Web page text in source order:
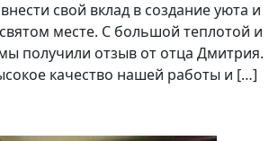
свой вклад в создание уюта и
месте. С большой теплотой и
получили отзыв от отца Дмитрия.
качество нашей работы и […]